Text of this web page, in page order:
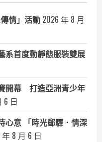
情」活動 2026 年 8 月
首度動靜態服裝雙展
開幕 打造亞洲青少年
6 日
心意 「時光郵驛．情深
年 8 月 6 日